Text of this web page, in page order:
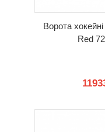
Ворота
Red